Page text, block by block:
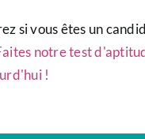
si vous êtes un
notre test
!